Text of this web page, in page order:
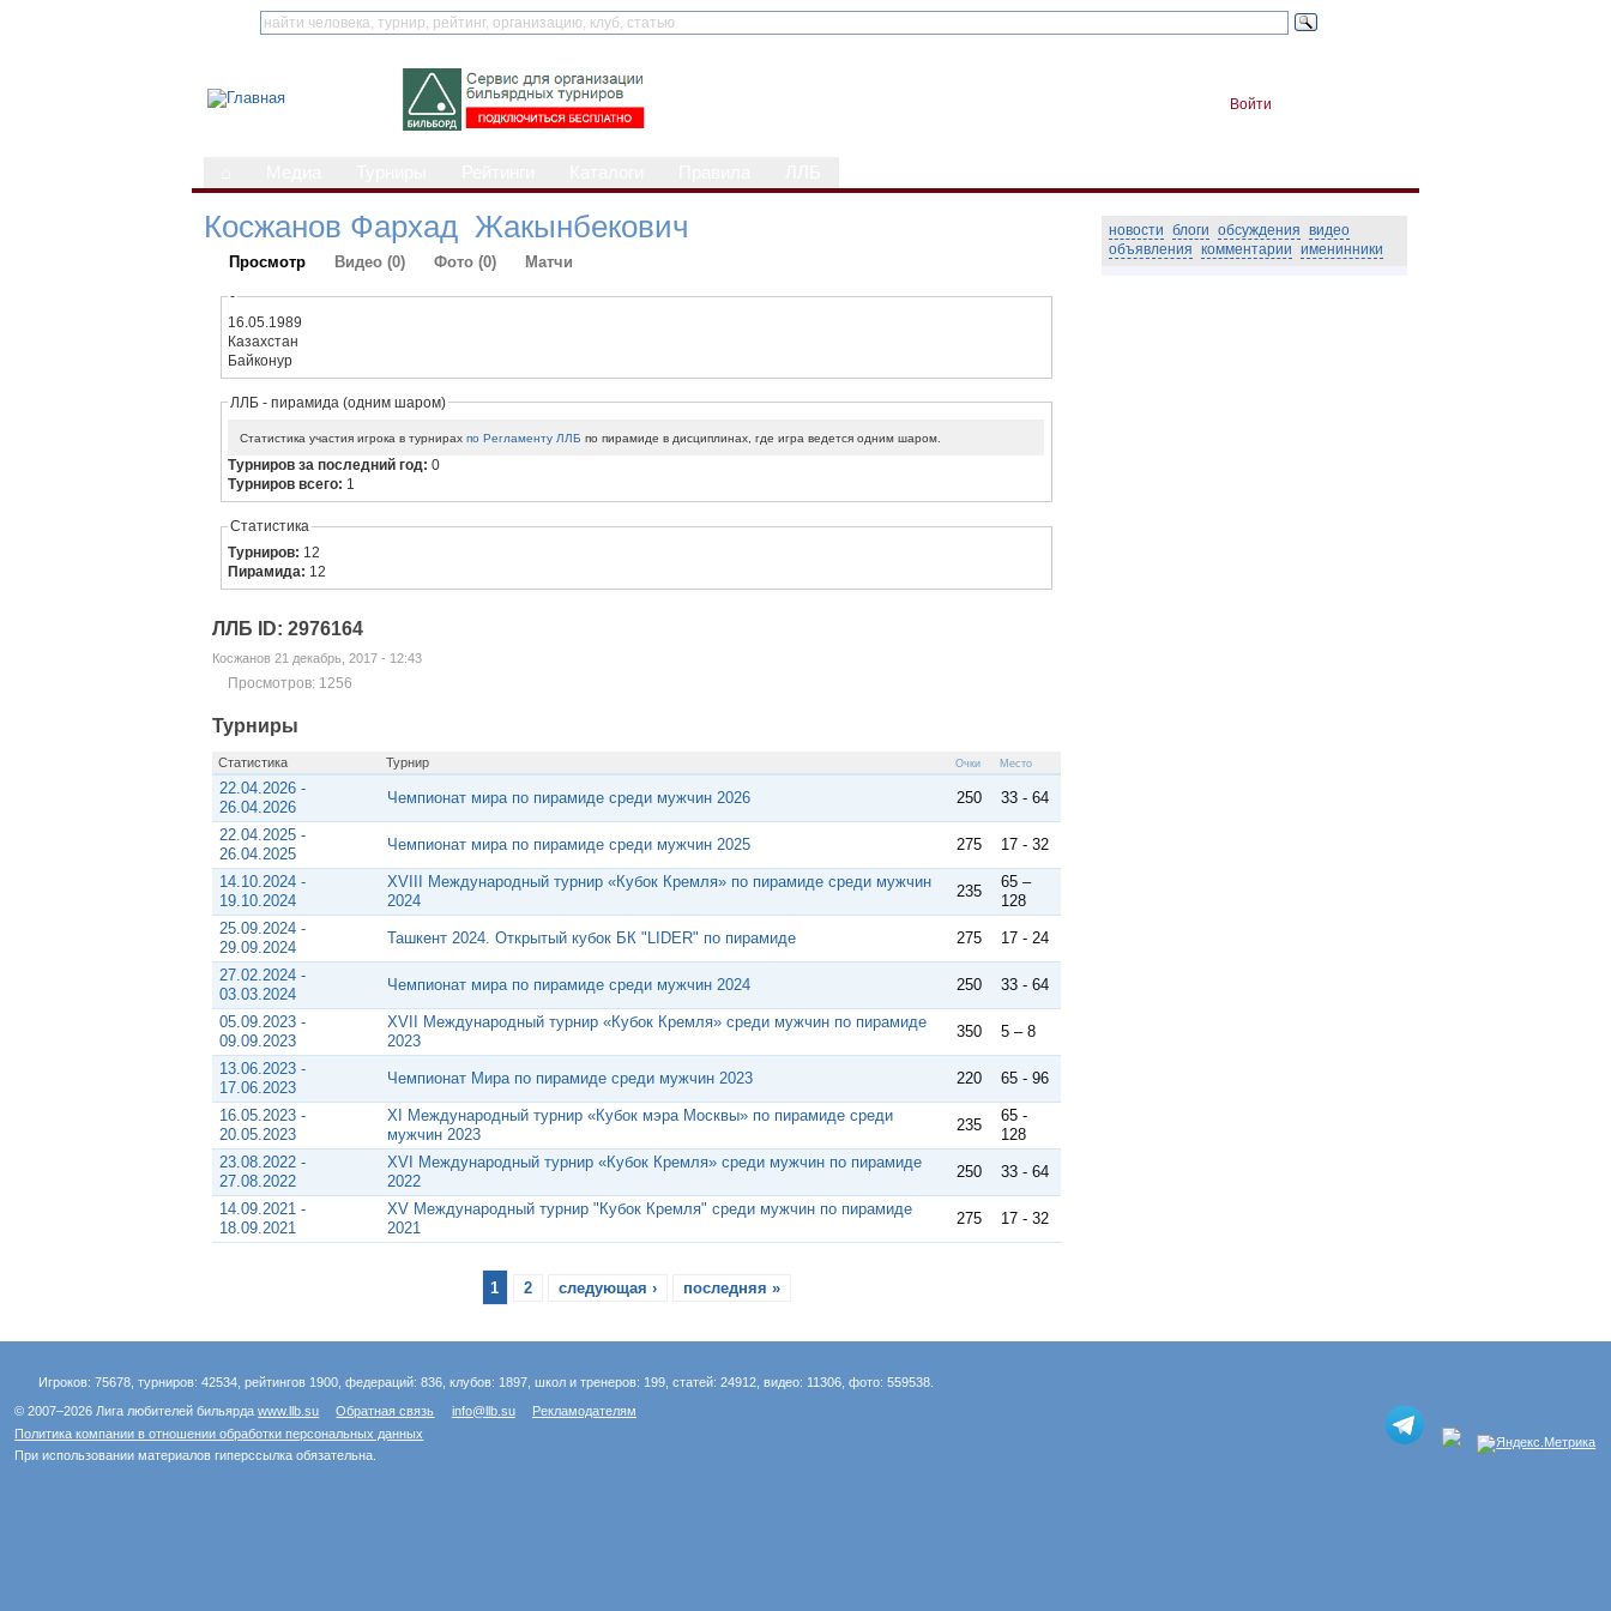
Войти
Косжанов Фархад Жакынбекович
Просмотр Видео (0) Фото (0) Матчи
-
16.05.1989
Казахстан
Байконур
ЛЛБ - пирамида (одним шаром)
Статистика участия игрока в турнирахпо Регламенту ЛЛБ по пирамиде в дисциплинах, где игра ведется одним шаром.
Турниров за последний год:0
Турниров всего: 1
Статистика
Турниров: 12
Пирамида: 12
ЛЛБ ID: 2976164
Косжанов 21 декабрь, 2017 - 12:43
Просмотров: 1256
Турниры
Статистика Турнир Очки Место
22.04.2026 -
26.04.2026
Чемпионат мира по пирамиде среди мужчин 2026 250 33 - 64
22.04.2025 -
26.04.2025
Чемпионат мира по пирамиде среди мужчин 2025 275 17 - 32
14.10.2024 -
19.10.2024
XVIII Международный турнир «Кубок Кремля» по пирамиде среди мужчин
2024
235
65 –
128
25.09.2024 -
29.09.2024
Ташкент 2024. Открытый кубок БК "LIDER" по пирамиде 275 17 - 24
27.02.2024 -
03.03.2024
Чемпионат мира по пирамиде среди мужчин 2024 250 33 - 64
05.09.2023 -
09.09.2023
XVII Международный турнир «Кубок Кремля» среди мужчин по пирамиде
2023
350 5 – 8
13.06.2023 -
17.06.2023
Чемпионат Мира по пирамиде среди мужчин 2023 220 65 - 96
16.05.2023 -
20.05.2023
XI Международный турнир «Кубок мэра Москвы» по пирамиде среди
мужчин 2023
235
65 -
128
23.08.2022 -
27.08.2022
XVI Международный турнир «Кубок Кремля» среди мужчин по пирамиде
2022
250 33 - 64
14.09.2021 -
18.09.2021
XV Международный турнир "Кубок Кремля" среди мужчин по пирамиде
2021
275 17 - 32
1 2 следующая › последняя »
новости блоги обсуждения видео
объявления комментарии именинники
Игроков: 75678, турниров: 42534, рейтингов 1900, федераций: 836, клубов: 1897, школ и тренеров: 199, статей: 24912, видео: 11306, фото: 559538.
© 2007–2026 Лига любителей бильярдаwww.llb.su Обратная связь info@llb.su
Рекламодателям
Политика компании в отношении обработки персональных данных
При использовании материалов гиперссылка обязательна.